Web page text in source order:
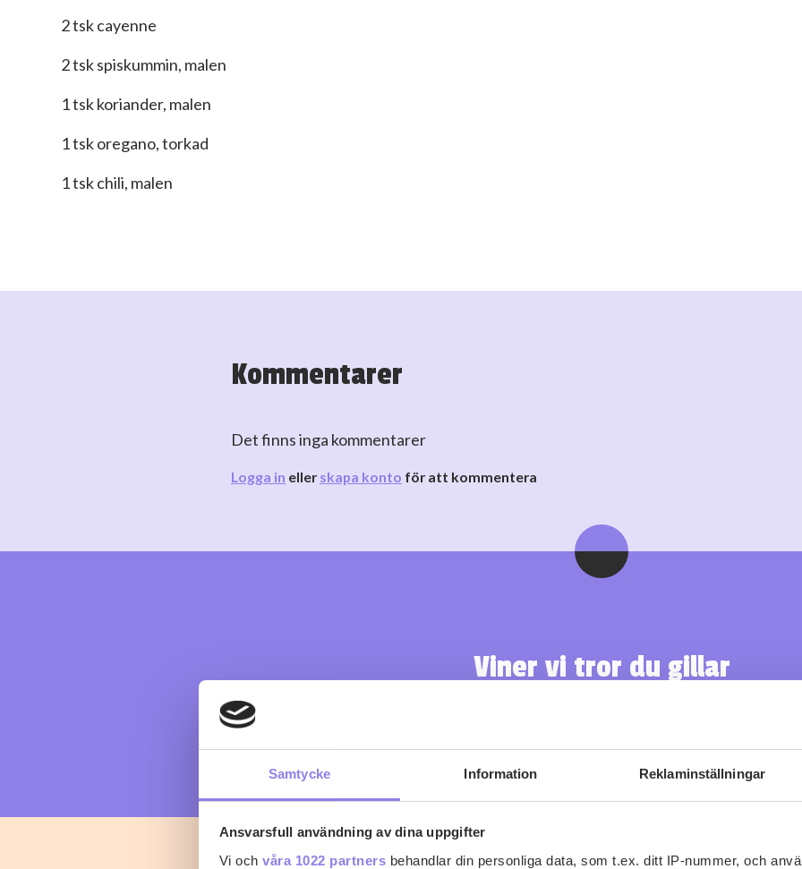
Samtycke Information Reklaminställningar
Ansvarsfull användning av dina uppgifter
Vi och våra 1022 partners behandlar din personliga data, som t.ex. ditt IP-nummer, och
2 tsk cayenne
2 tsk spiskummin, malen
1 tsk koriander, malen
1 tsk oregano, torkad
1 tsk chili, malen
Kommentarer
Det finns inga kommentarer
Logga in eller skapa konto för att kommentera
Viner vi tror du gillar